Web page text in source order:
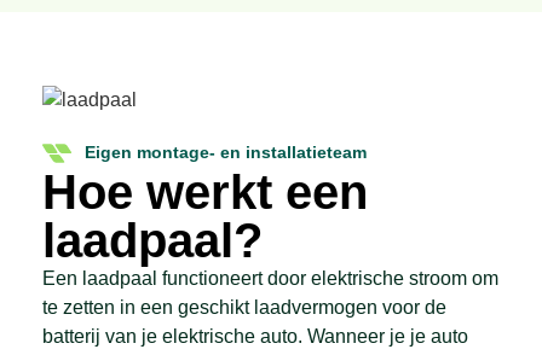
Eigen montage- en installatieteam
Hoe werkt een
laadpaal?
Een laadpaal functioneert door elektrische stroom om
te zetten in een geschikt laadvermogen voor de
batterij van je elektrische auto. Wanneer je je auto